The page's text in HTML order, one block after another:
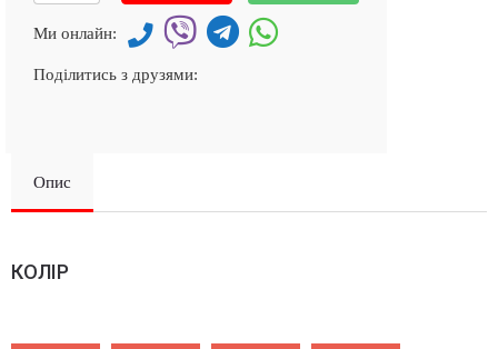
Ми онлайн:
Поділитись з друзями:
Опис
КОЛІР